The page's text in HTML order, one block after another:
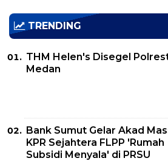
TRENDING
THM Helen's Disegel
Medan
Bank Sumut Gelar Akad
KPR Sejahtera FLPP 'Rumah
Subsidi Menyala' di PRSU